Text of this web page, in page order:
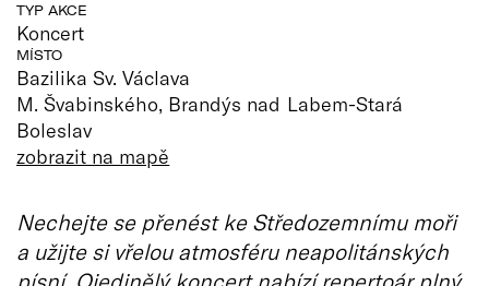
TYP AKCE
Koncert
MÍSTO
Bazilika Sv. Václava
M. Švabinského, Brandýs nad Labem-Stará
Boleslav
zobrazit na mapě
Nechejte se přenést ke Středozemnímu moři
a užijte si vřelou atmosféru neapolitánských
písní. Ojedinělý koncert nabízí repertoár plný